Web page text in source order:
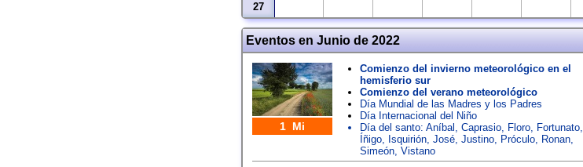
27
Eventos en Junio de 2022
1 Mi
Comienzo del invierno meteorológico en el
hemisferio sur
Comienzo del verano meteorológico
Día Mundial de las Madres y los Padres
Día Internacional del Niño
Día del santo: Aníbal , Caprasio, Floro, Fortunato,
Íñigo, Isquirión, José, Justino, Próculo, Ronan,
Simeón, Vistano